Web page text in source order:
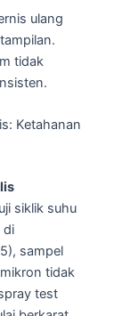
ulang
tidak
Ketahanan
siklik suhu
di
sampel
tidak
test